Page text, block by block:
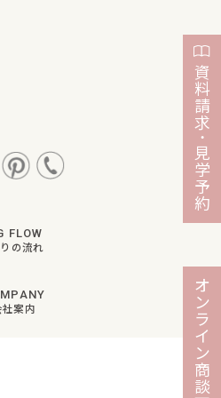
FLOW
の流れ
社案内
資
料
請
求
・
見
学
予
約
オ
ン
ラ
イ
ン
商
談